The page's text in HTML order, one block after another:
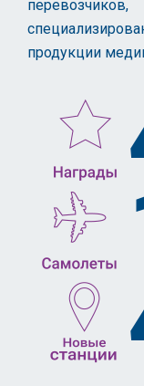
продукции